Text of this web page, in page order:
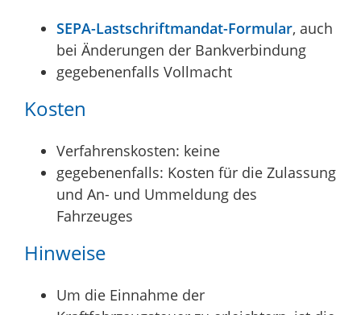
SEPA-Lastschriftmandat-Formular, auch
bei Änderungen der Bankverbindung
gegebenenfalls Vollmacht
Kosten
Verfahrenskosten: keine
gegebenenfalls: Kosten für die Zulassung
und An- und Ummeldung des
Fahrzeuges
Hinweise
Um die Einnahme der